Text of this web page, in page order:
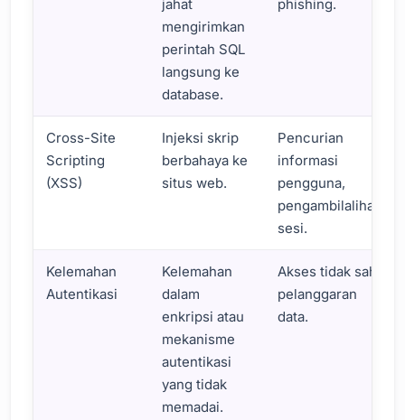
jahat
mengirimkan
perintah SQL
langsung ke
database.
phishing.
Cross-Site
Scripting
(XSS)
Injeksi skrip
berbahaya ke
situs web.
Pencurian
informasi
pengguna,
pengambilalihan
sesi.
Kelemahan
Autentikasi
Kelemahan
dalam
enkripsi atau
mekanisme
autentikasi
yang tidak
memadai.
Akses tidak sah,
pelanggaran
data.